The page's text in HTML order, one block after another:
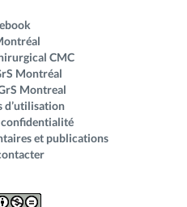
CMC
Montréal
Montreal
d’utilisation
et publications